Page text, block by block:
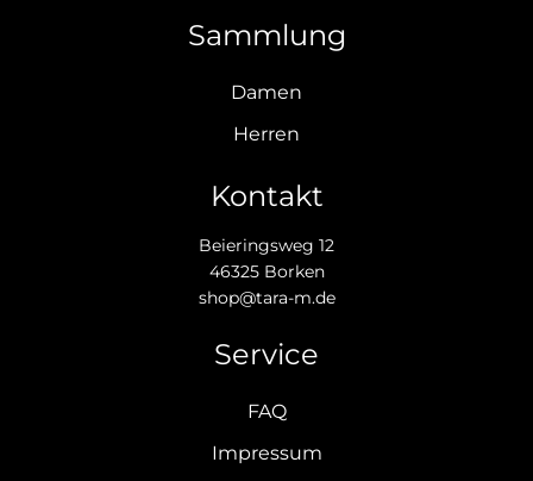
Sammlung
Damen
Herren
Kontakt
Beieringsweg 12
46325 Borken
shop@tara-m.de
Service
FAQ
Impressum